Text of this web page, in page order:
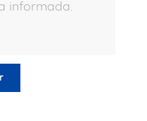
informada.